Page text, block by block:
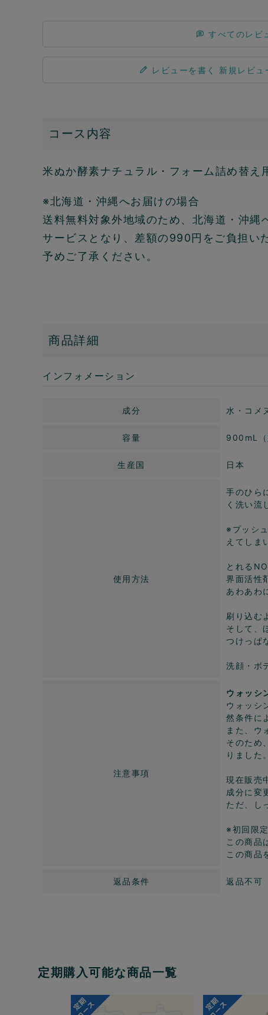
すべてのレビ
レビューを書く
コース内容
米ぬか酵素ナチュラル・フォーム詰め替え
※北海道・沖縄へお届けの場合
送料無料対象外地域のため、北海道・沖縄
サービスとなり、差額の990円をご負担い
予めご了承ください。
商品詳細
インフォメーション
成分 水・コメ
容量 900mL（
生産国 日本
使用方法
手のひら
く洗い流
※プッシ
えてしま
とれる
界面活性
あわあわ
刷り込む
そして、
つけっぱ
洗顔・ボ
注意事項
ウォッシ
ウォッシ
然条件に
また、ウ
そのため
りました。
現在販売
成分に変
ただ、し
※初回限
この商品
この商品
返品条件 返品不可
定期購入可能な商品一覧